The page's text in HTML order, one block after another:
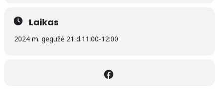
Laikas
2024 m. gegužė 21 d.11:00-12:00